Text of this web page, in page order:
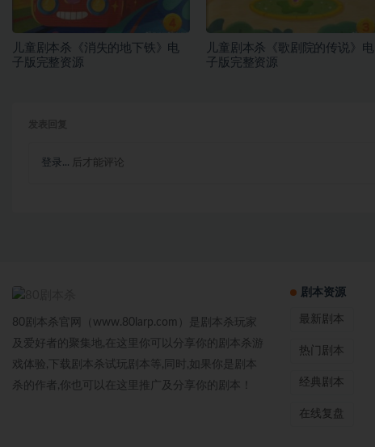
儿童剧本杀《消失的地下铁》电
子版完整资源
儿童剧本杀《歌剧院的传说》电
子版完整资源
登录... 后才能评论
80剧本杀官网（www.80larp.com）是剧本杀玩家
及爱好者的聚集地,在这里你可以分享你的剧本杀游
戏体验,下载剧本杀试玩剧本等,同时,如果你是剧本
杀的作者,你也可以在这里推广及分享你的剧本！
剧本资源
最新剧本
热门剧本
经典剧本
在线复盘